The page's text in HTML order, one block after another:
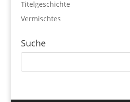
Titelgeschichte
Vermischtes
Suche